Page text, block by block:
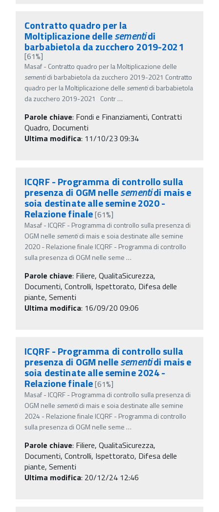
Contratto quadro per la
Moltiplicazione dellesementidi
barbabietola da zucchero 2019-2021
[61%]
Masaf - Contratto quadro per la Moltiplicazione delle
sementidi barbabietola da zucchero 2019-2021 Contratto
quadro per la Moltiplicazione delle sementidi barbabietola
da zucchero 2019-2021 Contr…
Parole chiave: Fondi e Finanziamenti, Contratti
Quadro, Documenti
Ultima modifica: 11/10/23 09:34
ICQRF - Programma di controllo sulla
presenza di OGM nellesementidi mais e
soia destinate alle semine 2020 -
Relazione finale[61%]
Masaf - ICQRF - Programma di controllo sulla presenza di
OGM nelle sementidi mais e soia destinate alle semine
2020 - Relazione finale ICQRF - Programma di controllo
sulla presenza di OGM nelle seme …
Parole chiave: Filiere, QualitaSicurezza,
Documenti, Controlli, Ispettorato, Difesa delle
piante, Sementi
Ultima modifica: 16/09/20 09:06
ICQRF - Programma di controllo sulla
presenza di OGM nellesementidi mais e
soia destinate alle semine 2024 -
Relazione finale[61%]
Masaf - ICQRF - Programma di controllo sulla presenza di
OGM nelle sementidi mais e soia destinate alle semine
2024 - Relazione finale ICQRF - Programma di controllo
sulla presenza di OGM nelle seme …
Parole chiave: Filiere, QualitaSicurezza,
Documenti, Controlli, Ispettorato, Difesa delle
piante, Sementi
Ultima modifica: 20/12/24 12:46